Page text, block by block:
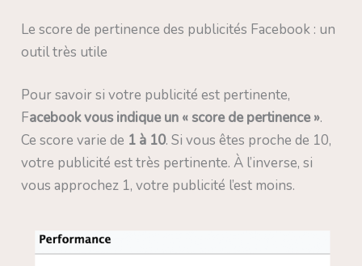
Le score de pertinence des publicités Facebook : un
outil très utile
Pour savoir si votre publicité est pertinente,
Facebook vous indique un « score de pertinence ».
Ce score varie de 1 à 10. Si vous êtes proche de 10,
votre publicité est très pertinente. À l’inverse, si
vous approchez 1, votre publicité l’est moins.